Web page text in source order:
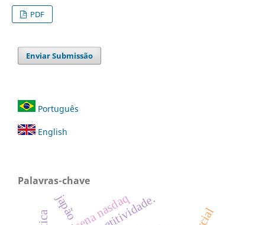
PDF
Enviar Submissão
Português
English
Palavras-chave
crisena nasdaq
japão